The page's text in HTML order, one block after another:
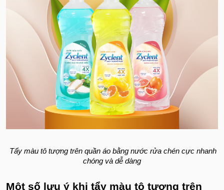
Tẩy màu tô tượng trên quần áo bằng nước rửa chén cực nhanh
chóng và dễ dàng
Một số lưu ý khi tẩy màu tô tượng trên